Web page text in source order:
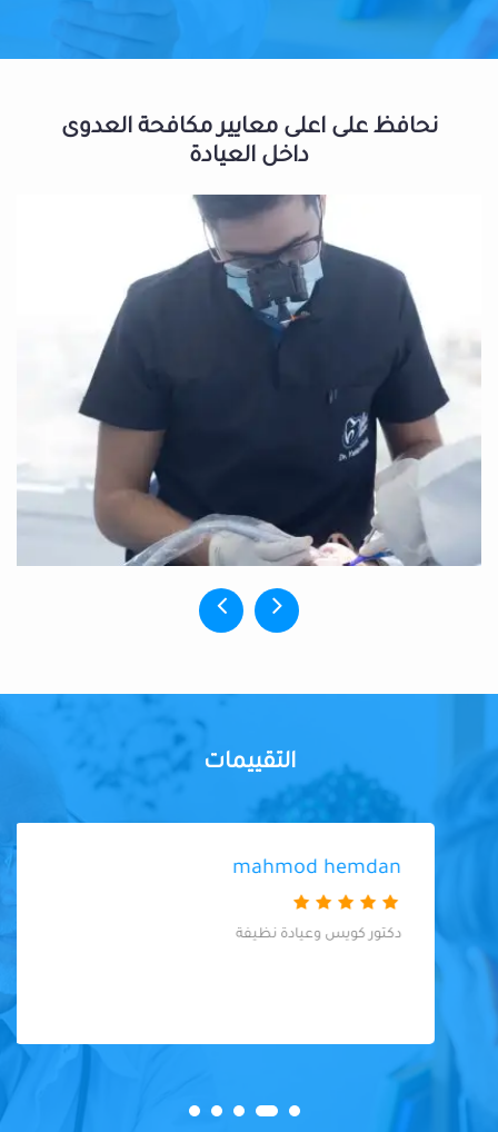
نحافظ على اعلى معايير مكافحة العدوى
داخل العيادة
التقييمات
mahmod hemdan
دكتور كويس وعيادة نظيفة